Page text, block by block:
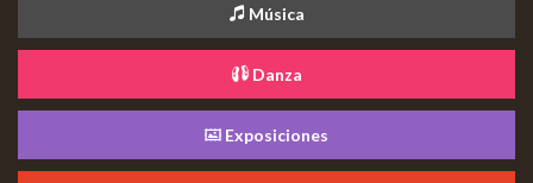
Música
Danza
Exposiciones